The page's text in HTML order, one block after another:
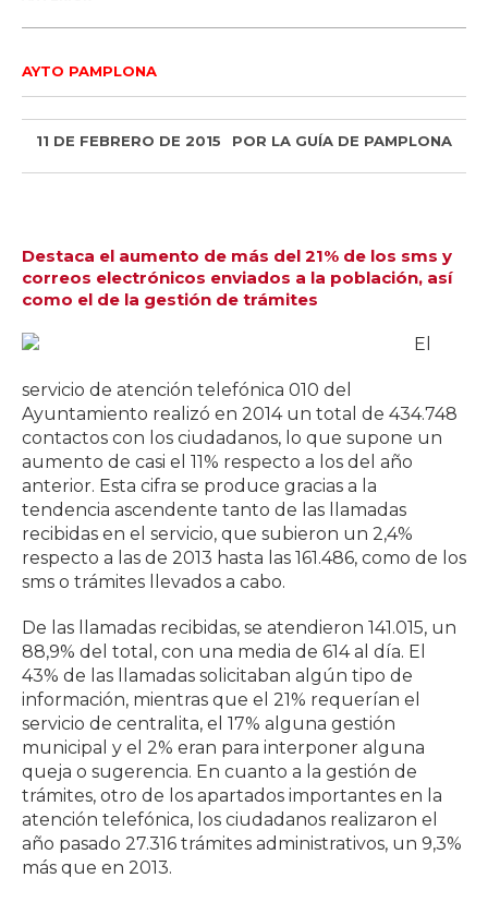
AYTO PAMPLONA
11 DE FEBRERO DE 2015 POR LA GUÍA DE PAMPLONA
Destaca el aumento de más del 21% de los sms y
correos electrónicos enviados a la población, así
como el de la gestión de trámites
El
servicio de atención telefónica 010 del
Ayuntamiento realizó en 2014 un total de 434.748
contactos con los ciudadanos, lo que supone un
aumento de casi el 11% respecto a los del año
anterior. Esta cifra se produce gracias a la
tendencia ascendente tanto de las llamadas
recibidas en el servicio, que subieron un 2,4%
respecto a las de 2013 hasta las 161.486, como de los
sms o trámites llevados a cabo.
De las llamadas recibidas, se atendieron 141.015, un
88,9% del total, con una media de 614 al día. El
43% de las llamadas solicitaban algún tipo de
información, mientras que el 21% requerían el
servicio de centralita, el 17% alguna gestión
municipal y el 2% eran para interponer alguna
queja o sugerencia. En cuanto a la gestión de
trámites, otro de los apartados importantes en la
atención telefónica, los ciudadanos realizaron el
año pasado 27.316 trámites administrativos, un 9,3%
más que en 2013.